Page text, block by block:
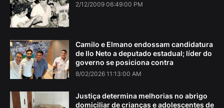
2/12/2009 06:49:00 PM
Camilo e Elmano endossam candidatura
de Ilo Neto a deputado estadual; líder do
governo se posiciona contra
8/02/2026 11:13:00 AM
Justiça determina melhorias no abrigo
domiciliar de crianças e adolescentes de